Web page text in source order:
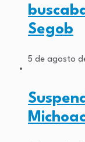
Segob
5 de agosto